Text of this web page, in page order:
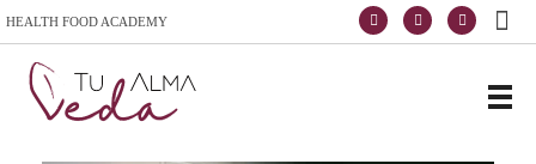
HEALTH FOOD ACADEMY